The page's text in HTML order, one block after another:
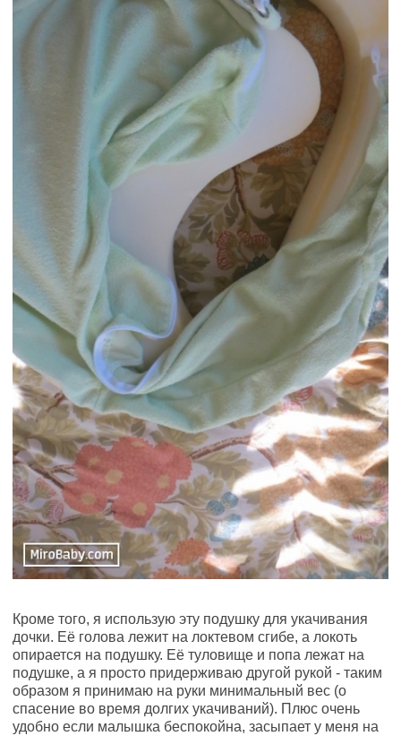
Кроме того, я использую эту подушку для укачивания
дочки. Её голова лежит на локтевом сгибе, а локоть
опирается на подушку. Её туловище и попа лежат на
подушке, а я просто придерживаю другой рукой - таким
образом я принимаю на руки минимальный вес (о
спасение во время долгих укачиваний). Плюс очень
удобно если малышка беспокойна, засыпает у меня на